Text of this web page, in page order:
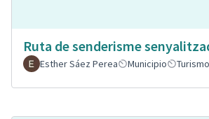
Ruta de senderisme
Esther Sáez Perea
Municipio